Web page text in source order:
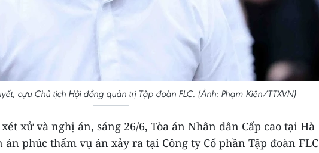
cựu Chủ tịch Hội đồng quản trị Tập đoàn FLC. (Ảnh: Phạm Kiên/TTXVN)
xét xử và nghị án, sáng 26/6, Tòa án Nhân dân Cấp cao tại Hà
án phúc thẩm vụ án xảy ra tại Công ty Cổ phần Tập đoàn FLC